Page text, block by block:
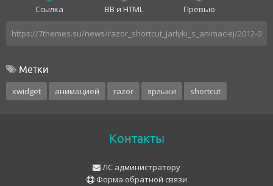
Ссылка BB и HTML Превью
Метки
xwidget анимацией razor ярлыки shortcut
Контакты
ЛС администратору
Форма обратной связи